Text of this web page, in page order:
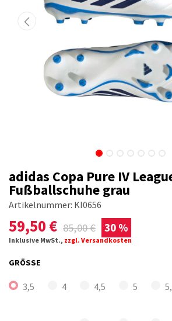
adidas Copa Pure IV
Fußballschuhe grau
Artikelnummer: KI0656
59,50 € 85,00€ 30 %
Inklusive MwSt., zzgl. Versandkosten
GRÖSSE
3,5 4 4,5 5